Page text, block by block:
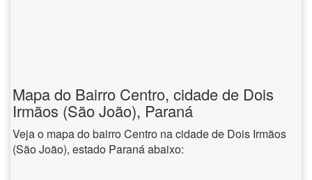
Mapa do Bairro Centro, cidade de Dois
Irmãos (São João), Paraná
Veja o mapa do bairro Centro na cidade de Dois Irmãos
(São João), estado Paraná abaixo: